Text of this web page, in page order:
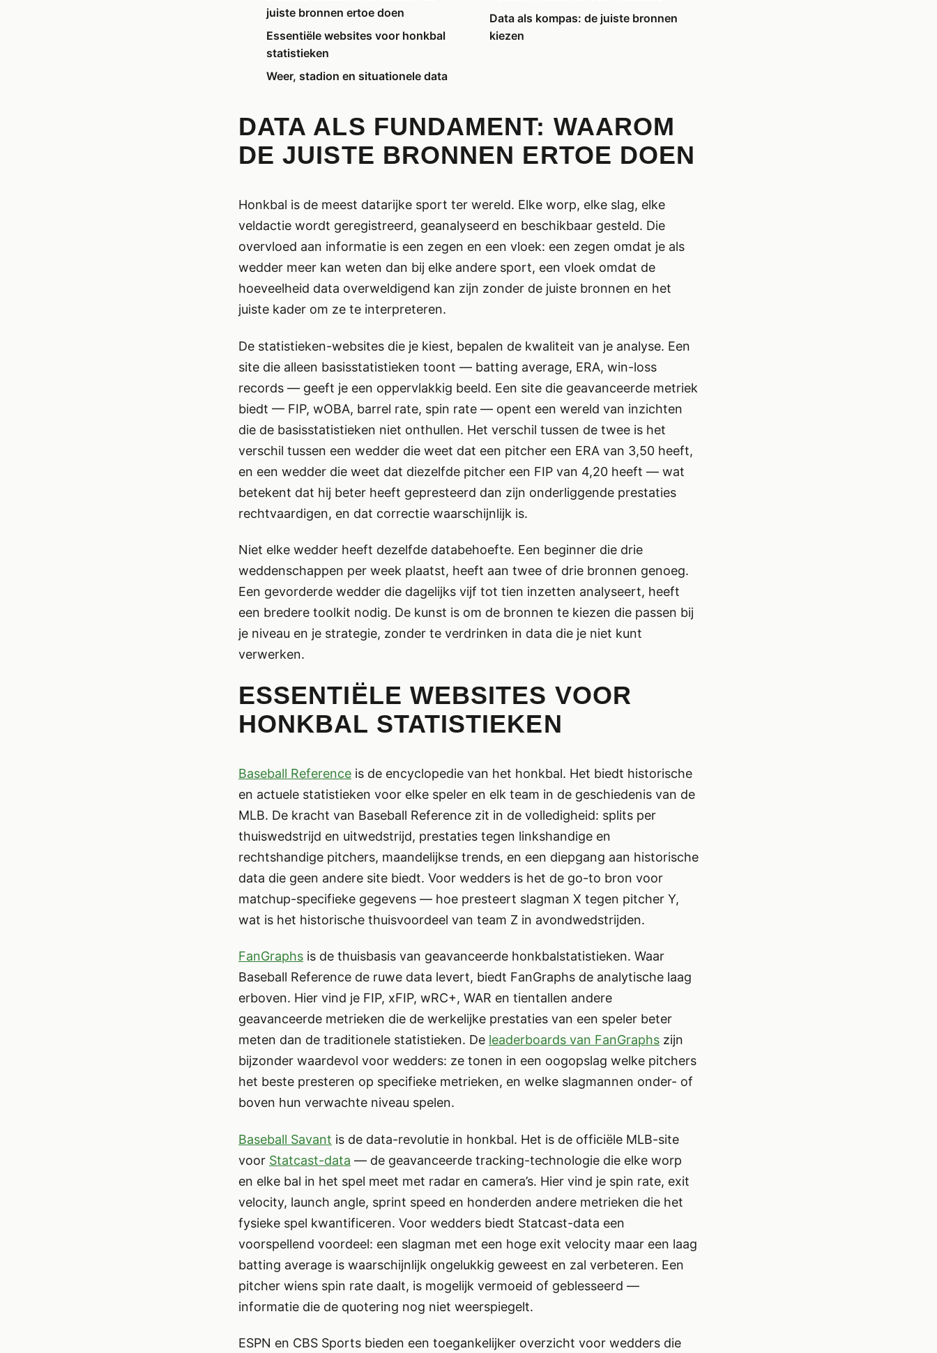
juiste bronnen ertoe doen
Essentiële websites voor honkbal
statistieken
Weer, stadion en situationele data
Data als kompas: de juiste bronnen
kiezen
DATA ALS FUNDAMENT: WAAROM
DE JUISTE BRONNEN ERTOE DOEN
Honkbal is de meest datarijke sport ter wereld. Elke worp, elke slag, elke
veldactie wordt geregistreerd, geanalyseerd en beschikbaar gesteld. Die
overvloed aan informatie is een zegen en een vloek: een zegen omdat je als
wedder meer kan weten dan bij elke andere sport, een vloek omdat de
hoeveelheid data overweldigend kan zijn zonder de juiste bronnen en het
juiste kader om ze te interpreteren.
De statistieken-websites die je kiest, bepalen de kwaliteit van je analyse. Een
site die alleen basisstatistieken toont — batting average, ERA, win-loss
records — geeft je een oppervlakkig beeld. Een site die geavanceerde metriek
biedt — FIP, wOBA, barrel rate, spin rate — opent een wereld van inzichten
die de basisstatistieken niet onthullen. Het verschil tussen de twee is het
verschil tussen een wedder die weet dat een pitcher een ERA van 3,50 heeft,
en een wedder die weet dat diezelfde pitcher een FIP van 4,20 heeft — wat
betekent dat hij beter heeft gepresteerd dan zijn onderliggende prestaties
rechtvaardigen, en dat correctie waarschijnlijk is.
Niet elke wedder heeft dezelfde databehoefte. Een beginner die drie
weddenschappen per week plaatst, heeft aan twee of drie bronnen genoeg.
Een gevorderde wedder die dagelijks vijf tot tien inzetten analyseert, heeft
een bredere toolkit nodig. De kunst is om de bronnen te kiezen die passen bij
je niveau en je strategie, zonder te verdrinken in data die je niet kunt
verwerken.
ESSENTIËLE WEBSITES VOOR
HONKBAL STATISTIEKEN
Baseball Reference is de encyclopedie van het honkbal. Het biedt historische
en actuele statistieken voor elke speler en elk team in de geschiedenis van de
MLB. De kracht van Baseball Reference zit in de volledigheid: splits per
thuiswedstrijd en uitwedstrijd, prestaties tegen linkshandige en
rechtshandige pitchers, maandelijkse trends, en een diepgang aan historische
data die geen andere site biedt. Voor wedders is het de go-to bron voor
matchup-specifieke gegevens — hoe presteert slagman X tegen pitcher Y,
wat is het historische thuisvoordeel van team Z in avondwedstrijden.
FanGraphs is de thuisbasis van geavanceerde honkbalstatistieken. Waar
Baseball Reference de ruwe data levert, biedt FanGraphs de analytische laag
erboven. Hier vind je FIP, xFIP, wRC+, WAR en tientallen andere
geavanceerde metrieken die de werkelijke prestaties van een speler beter
meten dan de traditionele statistieken. De leaderboards van FanGraphs zijn
bijzonder waardevol voor wedders: ze tonen in een oogopslag welke pitchers
het beste presteren op specifieke metrieken, en welke slagmannen onder- of
boven hun verwachte niveau spelen.
Baseball Savant is de data-revolutie in honkbal. Het is de officiële MLB-site
voor Statcast-data — de geavanceerde tracking-technologie die elke worp
en elke bal in het spel meet met radar en camera’s. Hier vind je spin rate, exit
velocity, launch angle, sprint speed en honderden andere metrieken die het
fysieke spel kwantificeren. Voor wedders biedt Statcast-data een
voorspellend voordeel: een slagman met een hoge exit velocity maar een laag
batting average is waarschijnlijk ongelukkig geweest en zal verbeteren. Een
pitcher wiens spin rate daalt, is mogelijk vermoeid of geblesseerd —
informatie die de quotering nog niet weerspiegelt.
ESPN en CBS Sports bieden een toegankelijker overzicht voor wedders die